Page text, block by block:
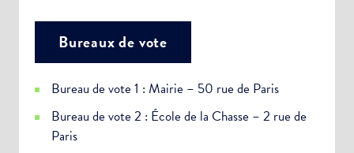
Bureaux de vote
Bureau de vote 1 : Mairie – 50 rue de Paris
Bureau de vote 2 : École de la Chasse – 2 rue de
Paris